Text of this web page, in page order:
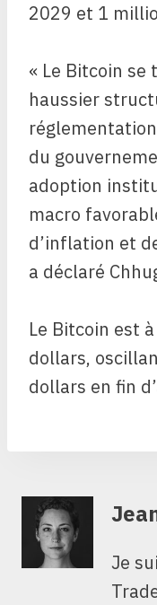
2029 et 1
« Le Bitcoin se
haussier
du
adoption
macro
d’inflation et
a déclaré
Le Bitcoin est
dollars,
dollars en fin
Je